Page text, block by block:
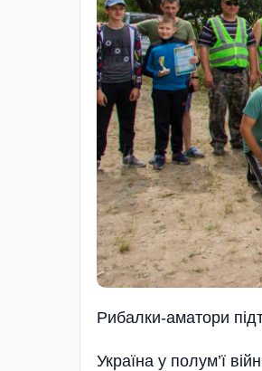
Рибалки-аматори
Україна у полум’ї